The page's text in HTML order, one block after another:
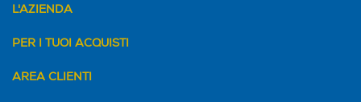
L'AZIENDA
PER I TUOI ACQUISTI
AREA CLIENTI